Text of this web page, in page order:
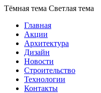
Тёмная тема Светлая тема
Главная
Акции
Архитектура
Дизайн
Новости
Строительство
Технологии
Контакты